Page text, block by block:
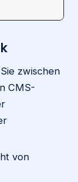
zwischen
CMS-
von